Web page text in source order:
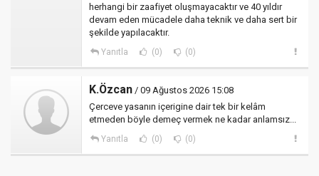
herhangi bir zaafiyet oluşmayacaktır ve 40 yıldır
devam eden mücadele daha teknik ve daha sert bir
şekilde yapılacaktır.
Yanıtla (0) (0)
K.Özcan / 09 Ağustos 2026 15:08
Çerceve yasanın içerigine dair tek bir kelâm
etmeden böyle demeç vermek ne kadar anlamsız...
Yanıtla (0) (0)